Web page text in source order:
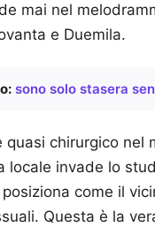
mai nel
e Duemila.
sono solo stasera
quasi chirurgico
locale invade lo
come il
Questa è la